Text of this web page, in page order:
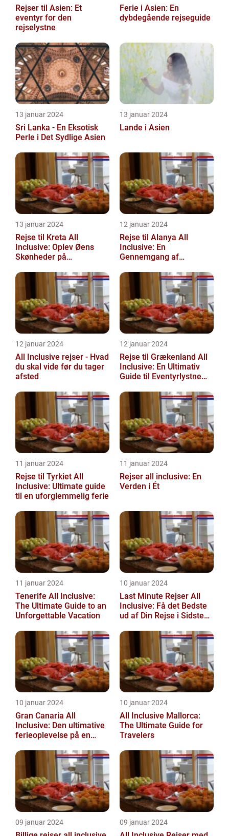
Rejser til Asien: Et
eventyr for den
rejselystne
Ferie i Asien: En
dybdegående rejseguide
13 januar 2024
Sri Lanka - En Eksotisk
Perle i Det Sydlige Asien
13 januar 2024
Lande i Asien
13 januar 2024
Rejse til Kreta All
Inclusive: Oplev Øens
Skønheder på
12 januar 2024
Rejse til Alanya All
Inclusive: En
Gennemgang af
Historie
12 januar 2024
All Inclusive rejser - Hvad
du skal vide før du tager
afsted
12 januar 2024
Rejse til Grækenland All
Inclusive: En Ultimativ
Guide til Eventyrlystne
11 januar 2024
Rejse til Tyrkiet All
Inclusive: Ultimate guide
til en uforglemmelig ferie
11 januar 2024
Rejser all inclusive: En
Verden i Ét
11 januar 2024
Tenerife All Inclusive:
The Ultimate Guide to an
Unforgettable Vacation
10 januar 2024
Last Minute Rejser All
Inclusive: Få det Bedste
ud af Din Rejse i Sidste
10 januar 2024
Gran Canaria All
Inclusive: Den ultimative
ferieoplevelse på en
10 januar 2024
All Inclusive Mallorca:
The Ultimate Guide for
Travelers
09 januar 2024 09 januar 2024